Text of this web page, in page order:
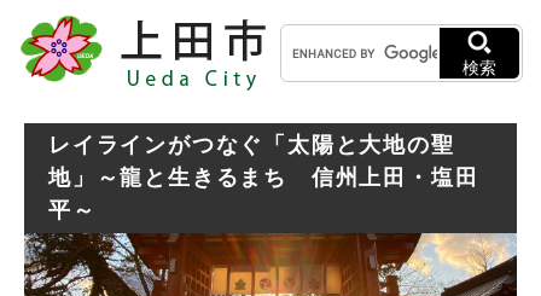
メニューを飛ばして本文へ
キ
ー
ワ
ド
索
検索
レイラインがつなぐ「太陽と大地の聖
地」～龍と生きるまち 信州上田・塩田
平～